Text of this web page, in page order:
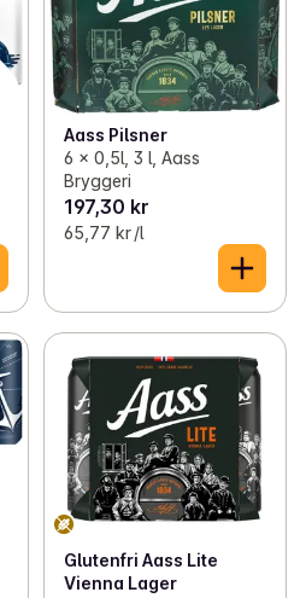
Aass Pilsner
6 x 0,5l, 3 l, Aass
Bryggeri
197,30 kr
65,77 kr /l
Glutenfri Aass Lite
Vienna Lager